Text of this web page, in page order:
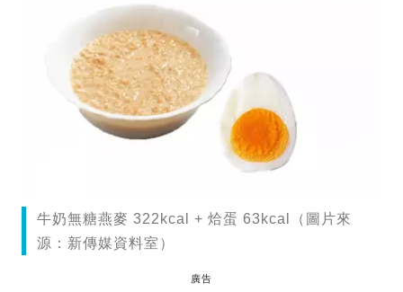
牛奶無糖燕麥 322kcal + 烚蛋 63kcal（圖片來
源：新傳媒資料室）
廣告